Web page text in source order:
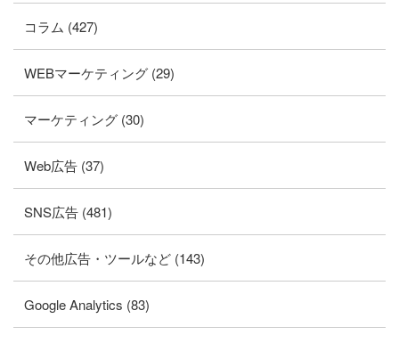
コラム (427)
WEBマーケティング (29)
マーケティング (30)
Web広告 (37)
SNS広告 (481)
その他広告・ツールなど (143)
Google Analytics (83)